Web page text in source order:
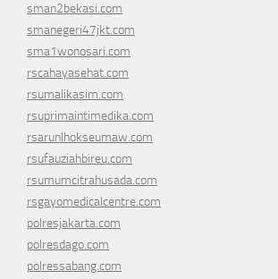
sman2bekasi.com
smanegeri47jkt.com
sma1wonosari.com
rscahayasehat.com
rsumalikasim.com
rsuprimaintimedika.com
rsarunlhokseumaw.com
rsufauziahbireu.com
rsumumcitrahusada.com
rsgayomedicalcentre.com
polresjakarta.com
polresdago.com
polressabang.com